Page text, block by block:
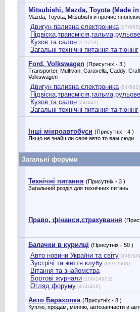
Mitsubishi, Mazda, Toyota (Made
Mazda, Toyota, Mitsubishi и прочие
Двигун паливна єлектроника (37/655)
Кузов та салон (17/759)
Загальні технічні питання та тюнінг
Ford, Volkswagen (Присутніх - 3 )
Transporter, Multivan, Caravella, Caddy,
Volkswagen
Двигун паливна єлектроника (64/582)
Кузов та салон (24/441)
Загальні технічні питання та тюнінг
Інші мікроавтобуси (Присутніх - 4 )
Якщо не знайшли свое авто то вам сюди
Загальні форуми
Технічні питання (Присутніх - 3 )
Загальний розділ для технічних питань
Право, фінанси,страхування
Балачки в курилці (Присутніх - 50 )
Авто новини України та світу (448/
Зустрічі та життя клубу (69/12603)
Вітання та знайомства
Бортові журнали (106/14901)
Огляд форуму (414/416)
Авто Барахолка (Присутніх - 8 )
Куплю, продам, меняю, автозапчасти и